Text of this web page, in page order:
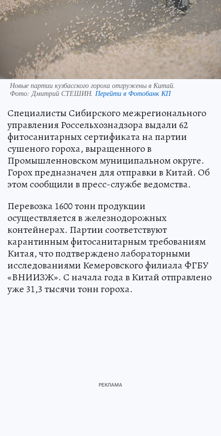
Новые партии кузбасского гороха отгружены в Китай.
Фото:Дмитрий СТЕШИН. Перейти в Фотобанк КП
Специалисты Сибирского межрегионального
управления Россельхознадзора выдали 62
фитосанитарных сертификата на партии
сушеного гороха, выращенного в
Промышленновском муниципальном округе.
Горох предназначен для отправки в Китай. Об
этом сообщили в пресс-службе ведомства.
Перевозка 1600 тонн продукции
осуществляется в железнодорожных
контейнерах. Партии соответствуют
карантинным фитосанитарным требованиям
Китая, что подтверждено лабораторными
исследованиями Кемеровского филиала ФГБУ
«ВНИИЗЖ». С начала года в Китай отправлено
уже 31,3 тысячи тонн гороха.